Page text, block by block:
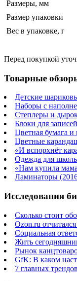
Размеры, мм
Размер упаковки
Вес в упаковке, г
Перед покупкой
Товарные
Детские
Наборы с
Степлеры и
Блоки для
Цветная бумага и
Цветные
«И вспорхнёт
Одежда для
«Нам купила
Ламинаторы
Исследования
Сколько стоит
Ozon.ru
Социальная
Жить
Рынок
GfK: В каком
7 главных